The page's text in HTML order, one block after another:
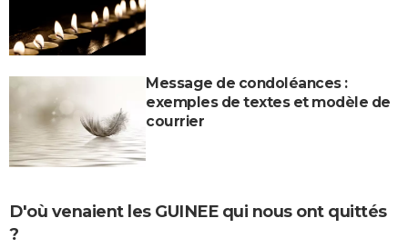
Message de condoléances :
exemples de textes et modèle de
courrier
D'où venaient les GUINEE qui nous ont quittés
?